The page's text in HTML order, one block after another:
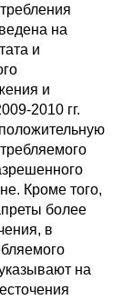
на
и
и
2010 гг.
Кроме того,
более
в
на